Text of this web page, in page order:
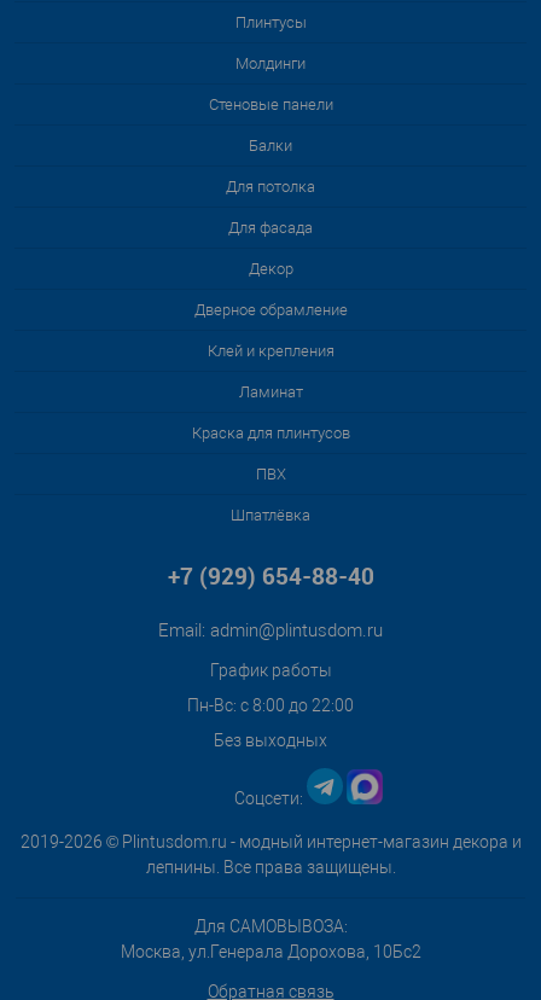
Плинтусы
Молдинги
Стеновые панели
Балки
Для потолка
Для фасада
Декор
Дверное обрамление
Клей и крепления
Ламинат
Краска для плинтусов
ПВХ
Шпатлёвка
2019-2026 © Plintusdom.ru - модный интернет-магазин декора и
лепнины. Все права защищены.
Для САМОВЫВОЗА:
Москва, ул.Генерала Дорохова, 10Бс2
Обратная связь
+7 (929) 654-88-40
Email: admin@plintusdom.ru
График работы
Пн-Вс: с 8:00 до 22:00
Без выходных
Соцсети: